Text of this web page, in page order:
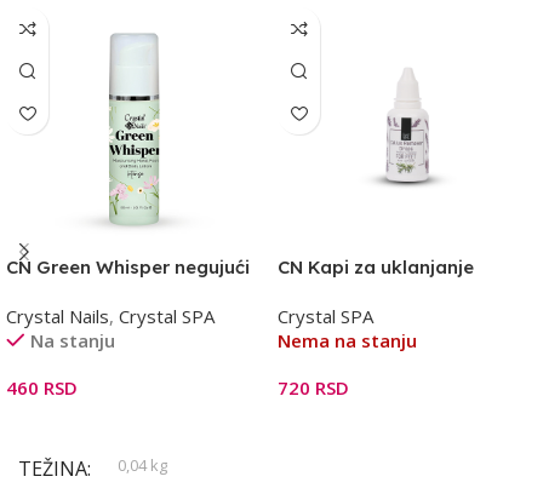
CN Green Whisper negujući
Crystal Nails, Crystal SPA
Na stanju
460 RSD
TEŽINA 0,04 kg
CN Kapi za uklanjanje
Crystal SPA
Nema na stanju
720 RSD